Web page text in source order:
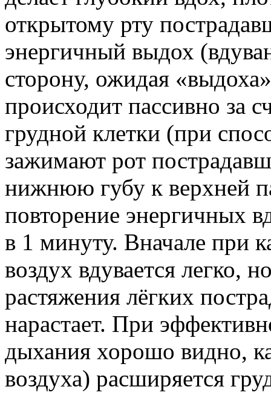
открытому рту
энергичный выдох
сторону, ожидая
происходит пассивно за
грудной клетки (при
зажимают рот
нижнюю губу к верхней
повторение энергичных
в 1 минуту. Вначале при
воздух вдувается легко,
растяжения лёгких
нарастает. При
дыхания хорошо видно,
воздуха) расширяется